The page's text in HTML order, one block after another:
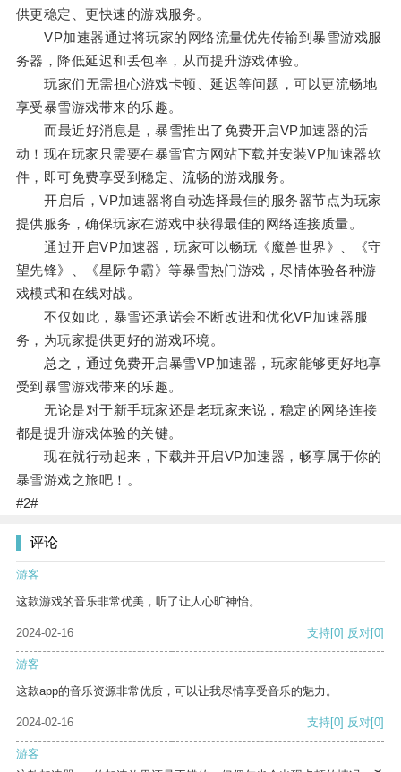
供更稳定、更快速的游戏服务。
VP加速器通过将玩家的网络流量优先传输到暴雪游戏服
务器，降低延迟和丢包率，从而提升游戏体验。
玩家们无需担心游戏卡顿、延迟等问题，可以更流畅地
享受暴雪游戏带来的乐趣。
而最近好消息是，暴雪推出了免费开启VP加速器的活
动！现在玩家只需要在暴雪官方网站下载并安装VP加速器软
件，即可免费享受到稳定、流畅的游戏服务。
开启后，VP加速器将自动选择最佳的服务器节点为玩家
提供服务，确保玩家在游戏中获得最佳的网络连接质量。
通过开启VP加速器，玩家可以畅玩《魔兽世界》、《守
望先锋》、《星际争霸》等暴雪热门游戏，尽情体验各种游
戏模式和在线对战。
不仅如此，暴雪还承诺会不断改进和优化VP加速器服
务，为玩家提供更好的游戏环境。
总之，通过免费开启暴雪VP加速器，玩家能够更好地享
受到暴雪游戏带来的乐趣。
无论是对于新手玩家还是老玩家来说，稳定的网络连接
都是提升游戏体验的关键。
现在就行动起来，下载并开启VP加速器，畅享属于你的
暴雪游戏之旅吧！。
#2#
评论
游客
这款游戏的音乐非常优美，听了让人心旷神怡。
2024-02-16 支持[0] 反对[0]
游客
这款app的音乐资源非常优质，可以让我尽情享受音乐的魅力。
2024-02-16 支持[0] 反对[0]
游客